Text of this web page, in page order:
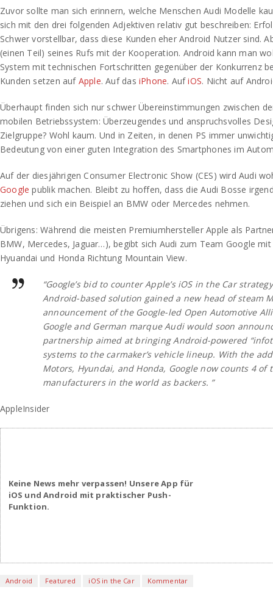
Zuvor sollte man sich erinnern, welche Menschen Audi Modelle
sich mit den drei folgenden Adjektiven relativ gut beschreiben:
Schwer vorstellbar, dass diese Kunden eher Android Nutzer sind.
(einen Teil) seines Rufs mit der Kooperation. Android kann man
System mit technischen Fortschritten gegenüber der Konkurrenz
Kunden setzen auf Apple. Auf das iPhone. AufiOS. Nicht auf
Überhaupt finden sich nur schwer Übereinstimmungen zwischen
mobilen Betriebssystem: Überzeugendes und anspruchsvolles
Zielgruppe? Wohl kaum. Und in Zeiten, in denen PS immer
Bedeutung von einer guten Integration des Smartphones im
Auf der diesjährigen Consumer Electronic Show (CES) wird Audi
Google publik machen. Bleibt zu hoffen, dass die Audi Bosse
ziehen und sich ein Beispiel an BMW oder Mercedes nehmen.
Übrigens: Während die meisten Premiumhersteller Apple als
BMW, Mercedes, Jaguar…), begibt sich Audi zum Team Google
Hyuandai und Honda Richtung Mountain View.
“Google’s bid to counter Apple’s iOS in the Car
Android-based solution gained a new head of steam
announcement of the Google-led Open Automotive
Google and German marque Audi would soon
partnership aimed at bringing Android-powered
systems to the carmaker’s vehicle lineup. With the
Motors, Hyundai, and Honda, Google now counts 4 of
manufacturers in the world as backers. ”
AppleInsider
Keine News mehr verpassen! Unsere App für
iOS und Android mit praktischer Push-
Funktion.
Android Featured iOS in the Car Kommentar